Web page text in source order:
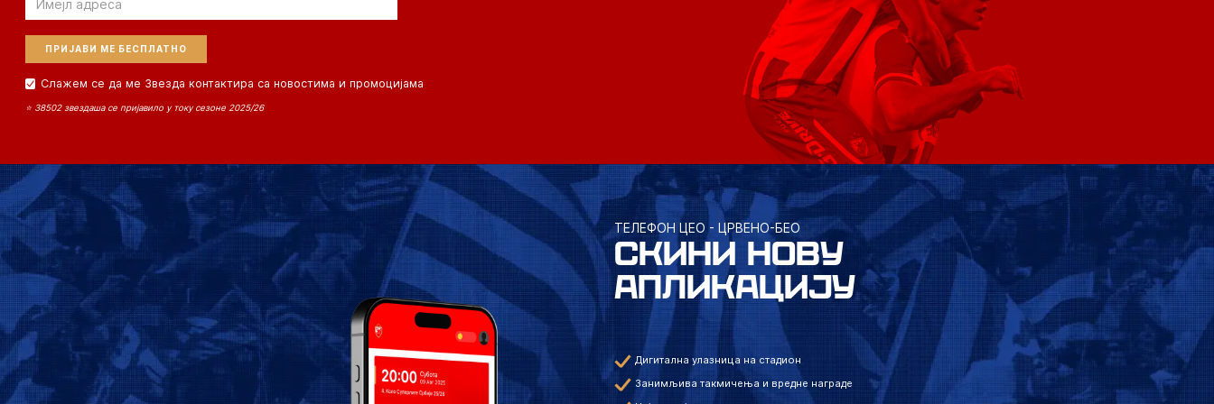
Слажем се да ме Звезда контактира са новостима и промоцијама
⭐ 38502 звездаша се пријавило у току сезоне 2025/26
ТЕЛЕФОН ЦЕО - ЦРВЕНО-БЕО
СКИНИ НОВУ
АПЛИКАЦИЈУ
Дигитална улазница на стадион
Занимљива такмичења и вредне награде